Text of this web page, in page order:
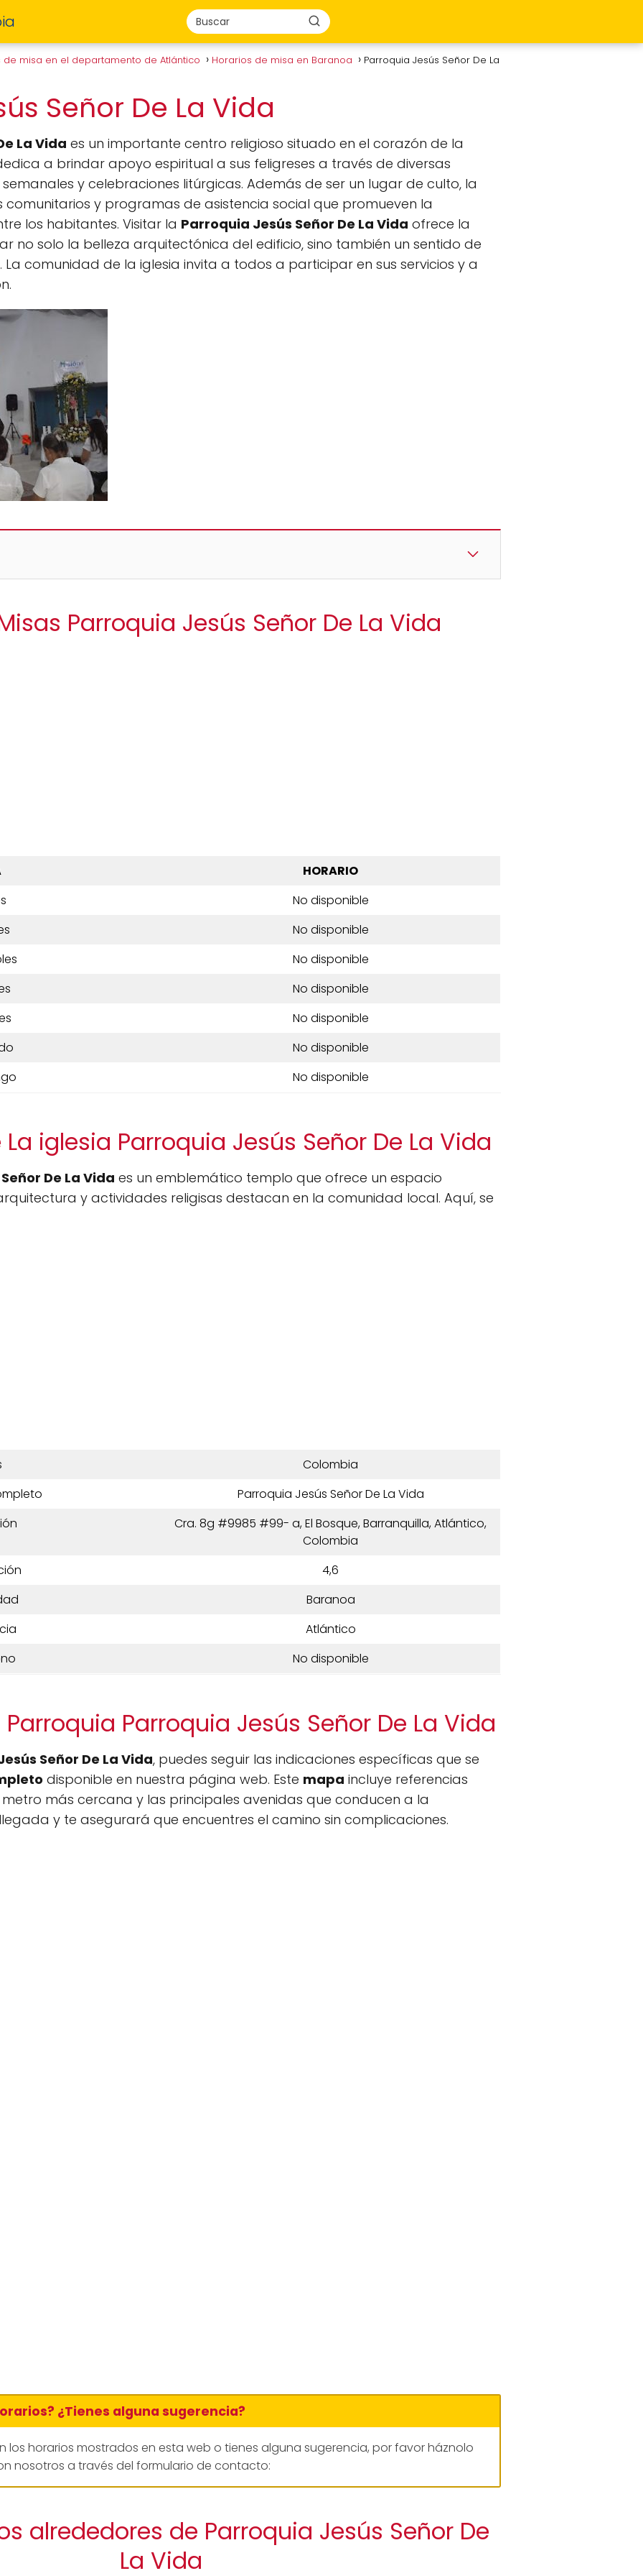
de misa en el departamento de Atlántico Horarios de misa en Baranoa
Parroquia Jesús Señor De La
Señor De La Vida
La Vida es un importante centro religioso situado en el corazón de la
a brindar apoyo espiritual a sus feligreses a través de diversas
y celebraciones litúrgicas. Además de ser un lugar de culto, la
y programas de asistencia social que promueven la
los habitantes. Visitar la Parroquia Jesús Señor De La Vida ofrece la
no solo la belleza arquitectónica del edificio, sino también un sentido de
comunidad de la iglesia invita a todos a participar en sus servicios y a
Parroquia Jesús Señor De La Vida
HORARIO
No disponible
No disponible
No disponible
No disponible
No disponible
No disponible
No disponible
iglesia Parroquia Jesús Señor De La Vida
De La Vida es un emblemático templo que ofrece un espacio
y actividades religisas destacan en la comunidad local. Aquí, se
Colombia
Parroquia Jesús Señor De La Vida
Cra. 8g #9985 #99- a, El Bosque, Barranquilla, Atlántico,
Colombia
4,6
Baranoa
Atlántico
No disponible
Parroquia Jesús Señor De La Vida
Señor De La Vida, puedes seguir las indicaciones específicas que se
disponible en nuestra página web. Este mapa incluye referencias
más cercana y las principales avenidas que conducen a la
y te asegurará que encuentres el camino sin complicaciones.
¿Tienes alguna sugerencia?
los horarios mostrados en esta web o tienes alguna sugerencia, por favor háznolo
nosotros a través del formulario de contacto:
alrededores de Parroquia Jesús Señor De
La Vida